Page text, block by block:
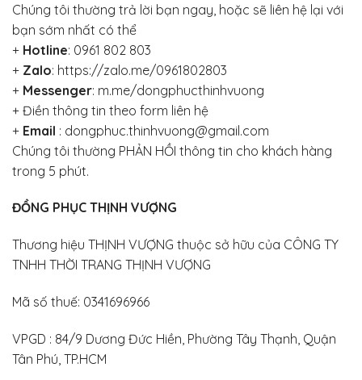
Chúng tôi thường trả lời bạn ngay, hoặc sẽ liên hệ lại với
bạn sớm nhất có thể
+ Hotline: 0961 802 803
+ Zalo: https://zalo.me/0961802803
+ Messenger: m.me/dongphucthinhvuong
+ Điền thông tin theo form liên hệ
+ Email : dongphuc.thinhvuong@gmail.com
Chúng tôi thường PHẢN HỒI thông tin cho khách hàng
trong 5 phút.
ĐỒNG PHỤC THỊNH VƯỢNG
Thương hiệu THỊNH VƯỢNG thuộc sở hữu của CÔNG TY
TNHH THỜI TRANG THỊNH VƯỢNG
Mã số thuế: 0341696966
VPGD : 84/9 Dương Đức Hiền, Phường Tây Thạnh, Quận
Tân Phú, TP.HCM